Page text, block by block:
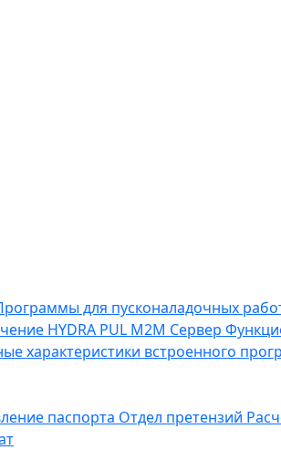
для пусконаладочных
HYDRA PUL M2M Сервер
характеристики встроенного
паспорта Отдел претензий